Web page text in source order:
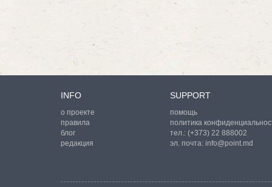
INFO
о проекте
правила
блог
редакция
SUPPORT
помощь
политика
тел.: (+373) 22 888002
эл. почта: info@point.md